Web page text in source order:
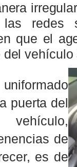
redes
que el
puerta del
de
es de